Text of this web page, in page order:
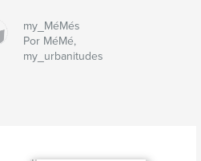
my_MéMés
Por MéMé,
my_urbanitudes